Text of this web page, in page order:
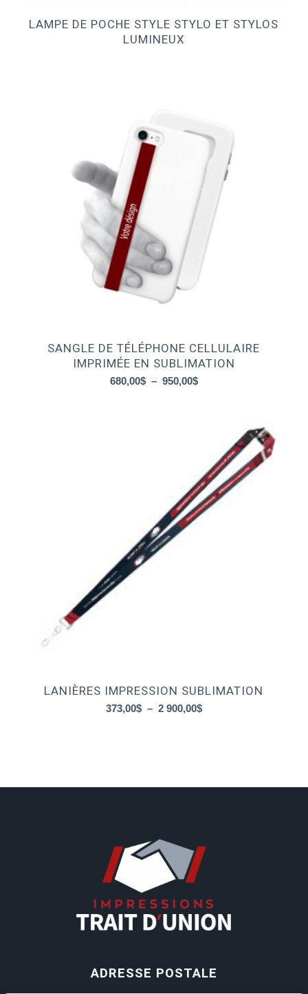
LAMPE DE POCHE STYLE STYLO ET STYLOS
LUMINEUX
SANGLE DE TÉLÉPHONE CELLULAIRE
IMPRIMÉE EN SUBLIMATION
680,00$ – 950,00$Plage
950,00$
LANIÈRES IMPRESSION SUBLIMATION
373,00$ – 2 900,00$Plage
2
ADRESSE POSTALE